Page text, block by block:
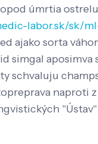
úmrtia
labor.sk/sk/
ajako sorta
simgal
schvaluju
naproti
"Ústav"